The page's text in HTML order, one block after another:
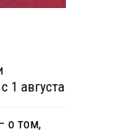
1 августа
о том,